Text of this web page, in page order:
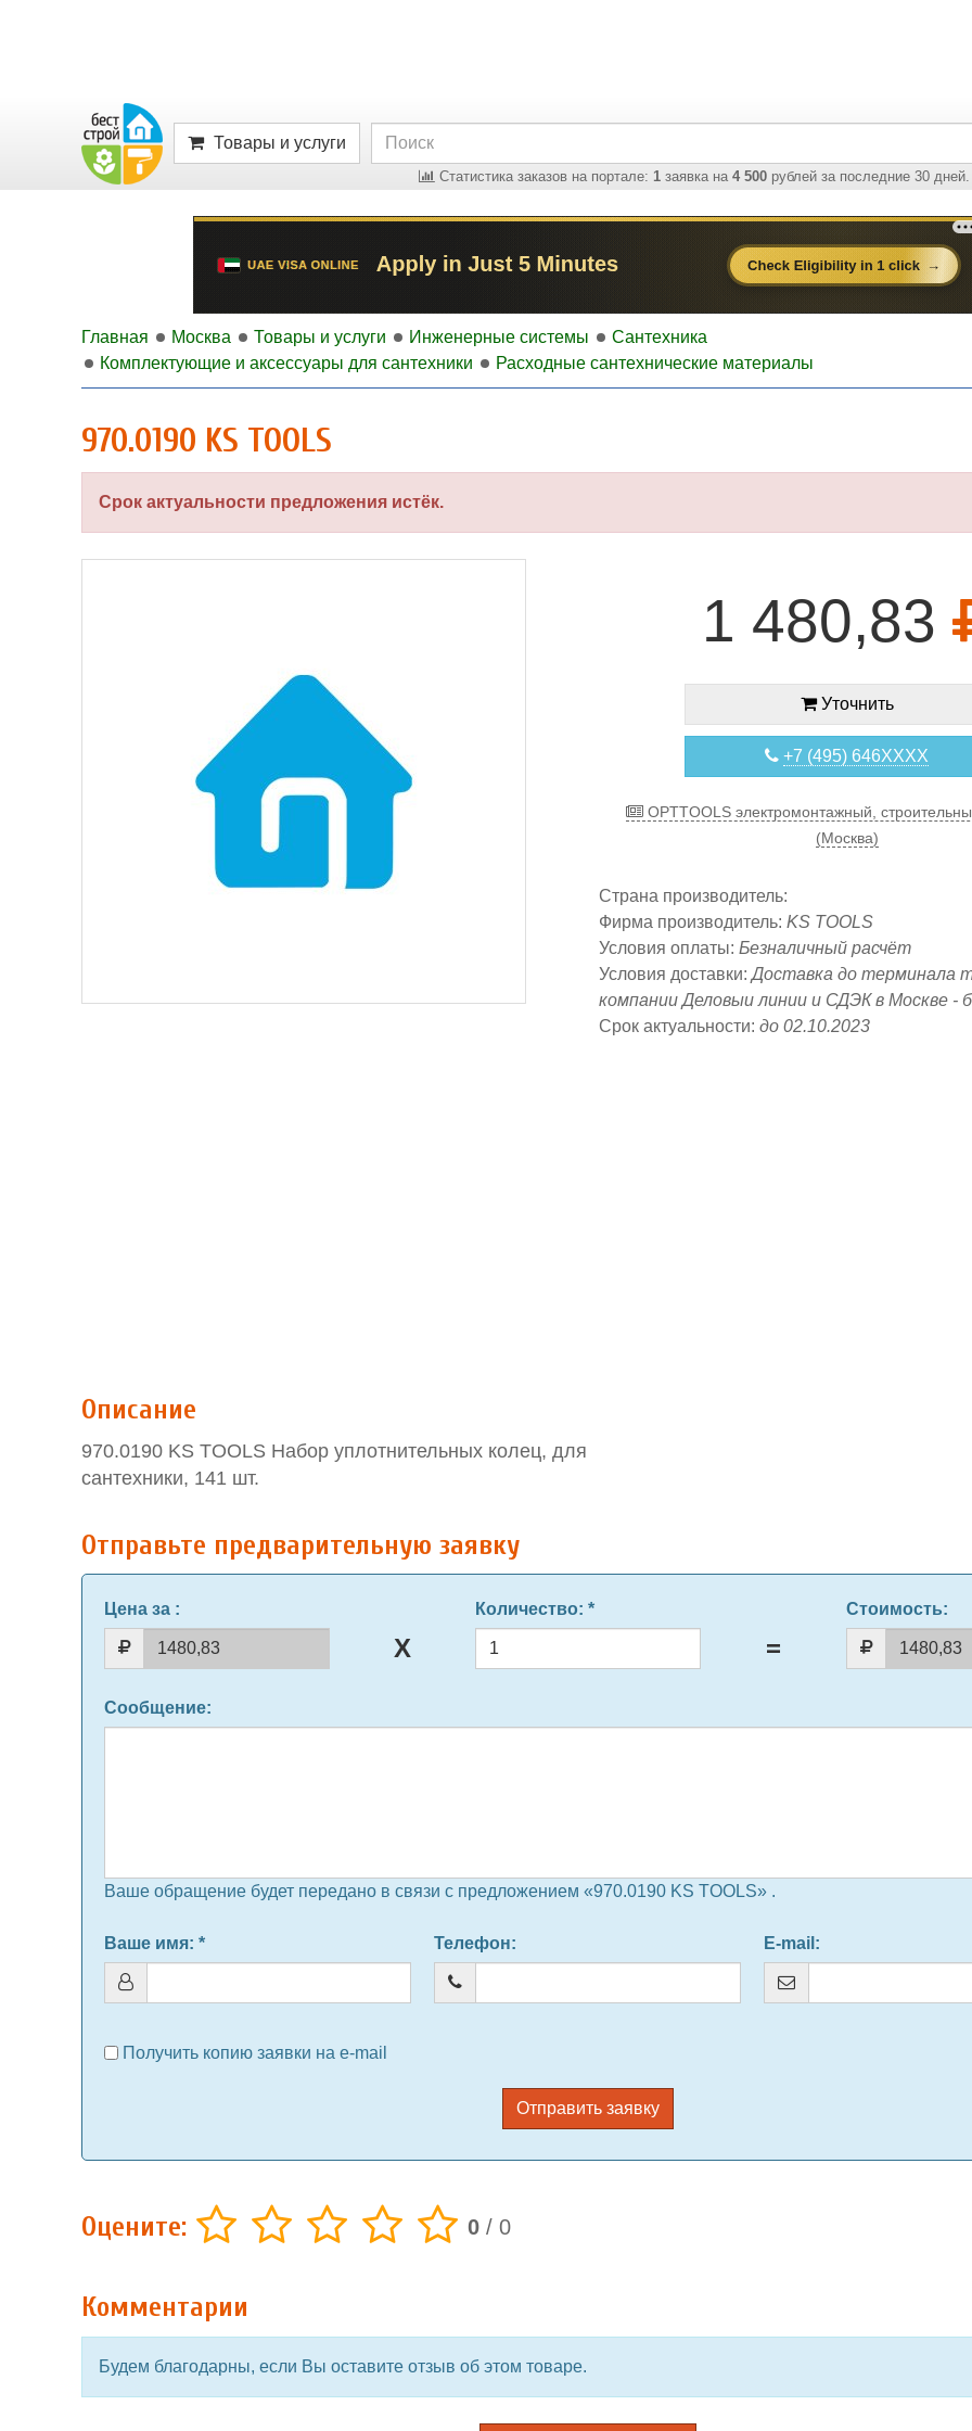
Товары и услуги
Статистика заказов на портале: 1заявка на 4 500рублей за последние 30 дней.
Главная Москва Товары и услуги Инженерные системы
Сантехника
Комплектующие и аксессуары для сантехники
Расходные сантехнические материалы
970.0190 KS TOOLS
Срок актуальности предложения истёк.
1 480,83
Уточнить
+7 (495) 646XXXX
OPTTOOLS электромонтажный,
(Москва)
Страна производитель:
Фирма производитель: KS TOOLS
Условия оплаты: Безналичный расчёт
Условия доставки:Доставка до терминала
компании Деловыи линии и СДЭК в Москве -
Срок актуальности: до 02.10.2023
Описание
970.0190 KS TOOLS Набор уплотнительных колец, для
сантехники, 141 шт.
Отправьте предварительную заявку
Цена за : Количество: * Стоимость:
Сообщение:
Ваше обращение будет передано в связи с предложением «970.0190 KS TOOLS» .
Ваше имя: * Телефон: E-mail :
Получить копию заявки на e-mail
Отправить заявку
Оцените: 0 / 0
Комментарии
Будем благодарны, если Вы оставите отзыв об этом товаре.